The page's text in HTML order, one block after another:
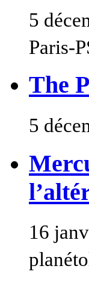
5
Paris-
The
5
16